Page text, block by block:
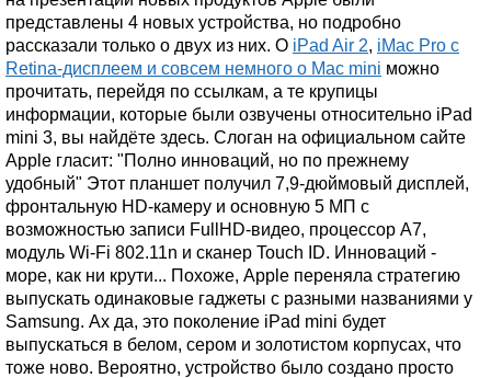
представлены 4 новых устройства, но подробно
рассказали только о двух из них. О iPad Air 2, iMac Pro с
Retina-дисплеем и совсем немного о Mac mini можно
прочитать, перейдя по ссылкам, а те крупицы
информации, которые были озвучены относительно iPad
mini 3, вы найдёте здесь. Слоган на официальном сайте
Apple гласит: "Полно инноваций, но по прежнему
удобный" Этот планшет получил 7,9-дюймовый дисплей,
фронтальную HD-камеру и основную 5 МП с
возможностью записи FullHD-видео, процессор A7,
модуль Wi-Fi 802.11n и сканер Touch ID. Инноваций -
море, как ни крути... Похоже, Apple переняла стратегию
выпускать одинаковые гаджеты с разными названиями у
Samsung. Ах да, это поколение iPad mini будет
выпускаться в белом, сером и золотистом корпусах, что
тоже ново. Вероятно, устройство было создано просто